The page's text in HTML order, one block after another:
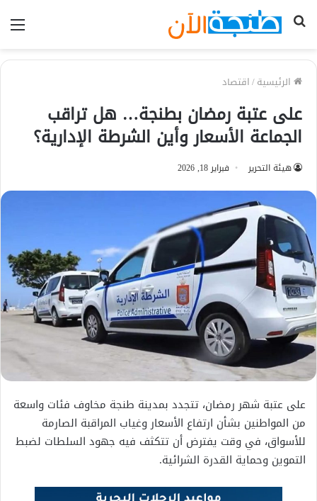
بحث
الرئيسية/اقتصاد
على عتبة رمضان بطنجة… هل تراقب
الجماعة الأسعار وأين الشرطة الإدارية؟
هيئة التحرير فبراير 18, 2026
على عتبة شهر رمضان، تتجدد بمدينة طنجة مخاوف فئات واسعة
من المواطنين بشأن ارتفاع الأسعار وغياب المراقبة الصارمة
للأسواق، في وقت يفترض أن تتكثف فيه جهود السلطات لضبط
التموين وحماية القدرة الشرائية.